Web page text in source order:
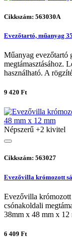
Cikkszám: 563030A
Evezőtartó, műanyag
Műanyag evezőtartó
megtámasztásához.
használható. A
9 420 Ft
Népszerű +2 kivitel
Cikkszám: 563027
Evezővilla krómozott
Evezővilla
csónakoldali
38mm x 48 mm x 12
6 409 Ft